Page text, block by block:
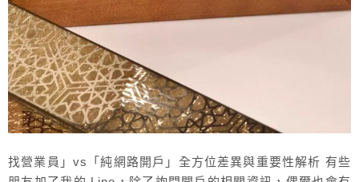
找營業員」vs「純網路開戶」全方位差異與重要性解析 有些